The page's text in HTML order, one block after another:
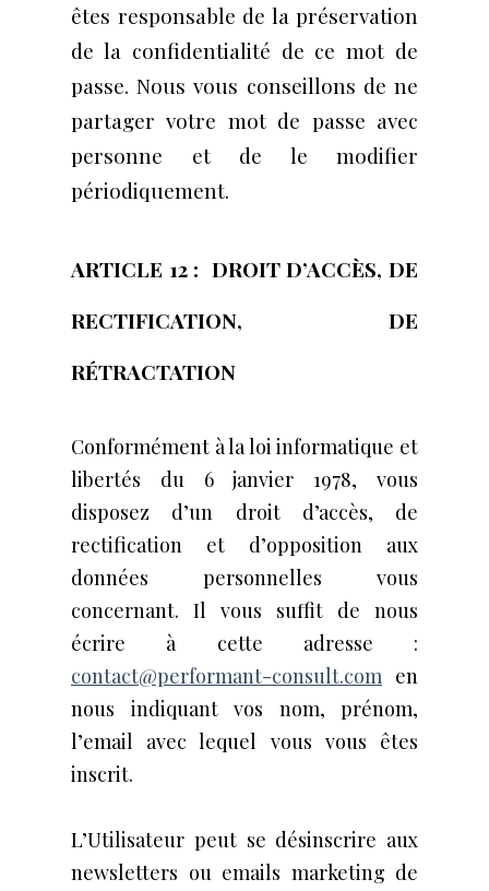
êtes responsable de la préservation
de la confidentialité de ce mot de
passe. Nous vous conseillons de ne
partager votre mot de passe avec
personne et de le modifier
périodiquement.
ARTICLE 12 : ​ DROIT D’ACCÈS, DE
RECTIFICATION, DE
RÉTRACTATION
Conformément à la loi informatique et
libertés du 6 janvier 1978, vous
disposez d’un droit d’accès, de
rectification et d’opposition aux
données personnelles vous
concernant. Il vous suffit de nous
écrire à cette adresse :
contact@performant-consult.com en
nous indiquant vos nom, prénom,
l’email avec lequel vous vous êtes
inscrit.
L’Utilisateur peut se désinscrire aux
newsletters ou emails marketing de